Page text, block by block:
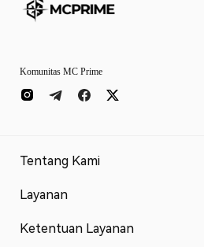
Komunitas MC Prime
Tentang Kami
Layanan
Ketentuan Layanan